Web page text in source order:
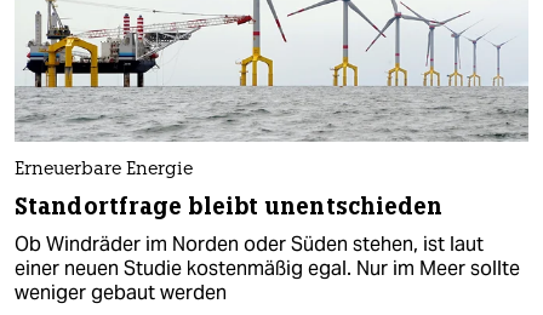
Erneuerbare Energie
Standortfrage bleibt unentschieden
Ob Windräder im Norden oder Süden stehen, ist laut
einer neuen Studie kostenmäßig egal. Nur im Meer sollte
weniger gebaut werden